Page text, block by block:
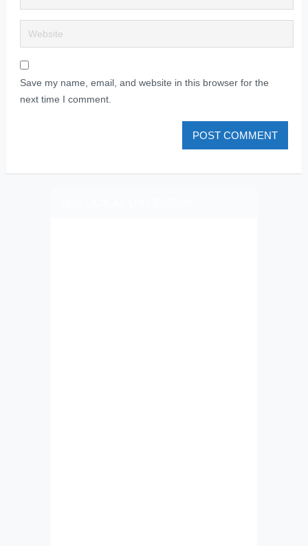
Save my name, email, and website in this browser for the
next time I comment.